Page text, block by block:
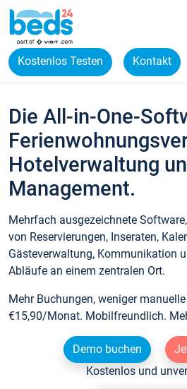
Kostenlos Testen Kontakt
Die All-in-One-
Hotelverwaltung
Management.
Mehrfach ausgezeichnete
von Reservierungen, Inseraten,
Gästeverwaltung, Kommunikation
Abläufe an einem zentralen Ort.
Mehr Buchungen, weniger
€15,90/Monat. Mobilfreundlich.
Demo buchen
Kostenlos und